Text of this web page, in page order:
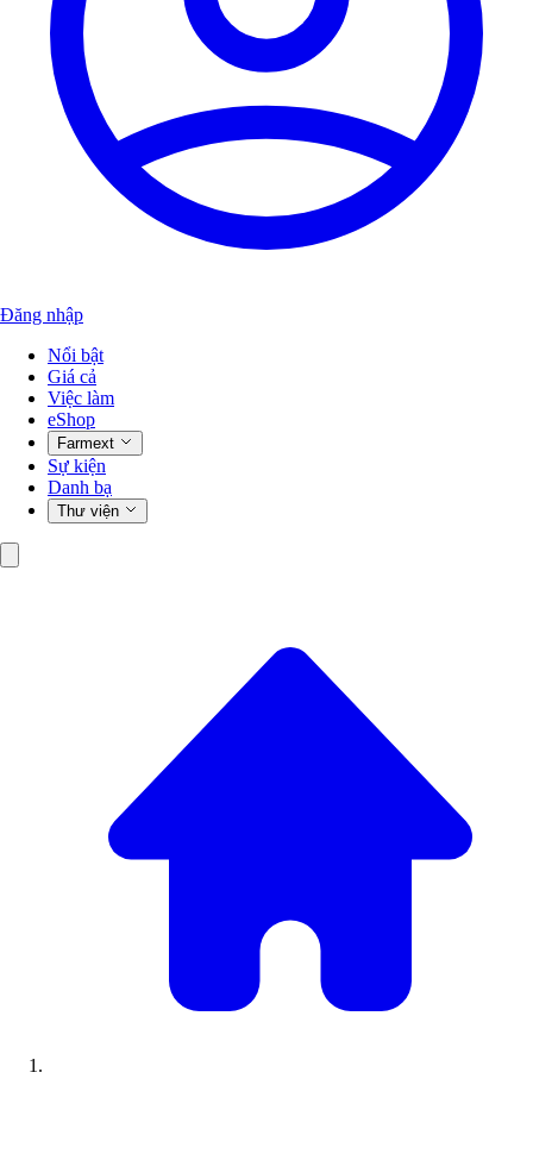
Đăng nhập
Nổi bật
Giá cả
Việc làm
eShop
Farmext
Sự kiện
Danh bạ
Thư viện